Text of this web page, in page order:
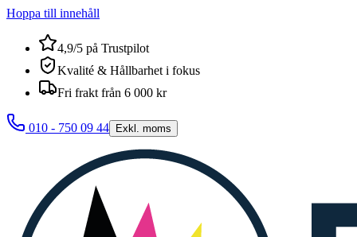
Hoppa till innehåll
4,9/5 på Trustpilot
Kvalité & Hållbarhet i fokus
Fri frakt från 6 000 kr
010 - 750 09 44 Exkl. moms